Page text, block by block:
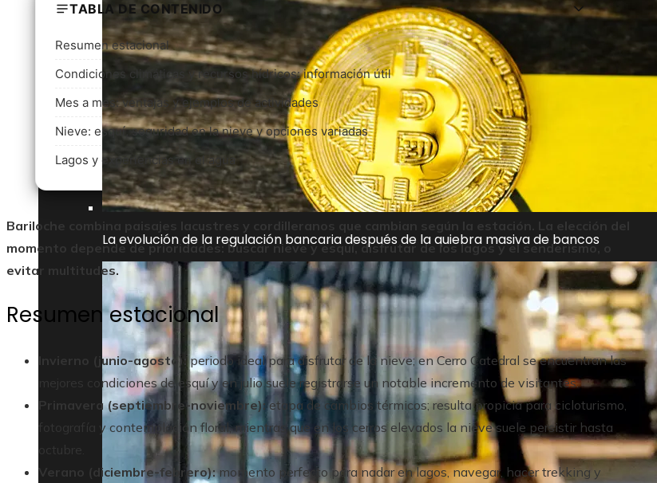
La evolución de la regulación bancaria después de la quiebra masiva de bancos
TABLA DE CONTENIDO
Resumen estacional
Condiciones climáticas y recursos hídricos: información útil
Mes a mes: ventajas y ejemplos de actividades
Nieve: esquí, seguridad en la nieve y opciones variadas
Lagos y experiencias en el agua
Bariloche combina paisajes lacustres y cordilleranos que cambian según la estación. La elección del
momento depende de prioridades: buscar nieve y esquí, disfrutar de los lagos y el senderismo, o
evitar multitudes.
Resumen estacional
Invierno (junio-agosto): periodo ideal para disfrutar de la nieve; en Cerro Catedral se encuentran las
mejores condiciones de esquí y en julio suele registrarse un notable incremento de visitantes.
Primavera (septiembre-noviembre): etapa de cambios térmicos; resulta propicia para cicloturismo,
fotografía y contemplación floral, mientras que en los cerros elevados la nieve suele persistir hasta
octubre.
Verano (diciembre-febrero):momento perfecto para nadar en lagos, navegar, hacer trekking y